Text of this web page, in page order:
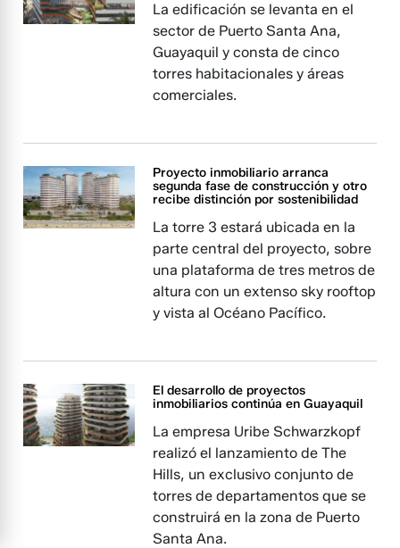
La edificación se levanta en el
sector de Puerto Santa Ana,
Guayaquil y consta de cinco
torres habitacionales y áreas
comerciales.
Proyecto inmobiliario arranca
segunda fase de construcción y otro
recibe distinción por sostenibilidad
La torre 3 estará ubicada en la
parte central del proyecto, sobre
una plataforma de tres metros de
altura con un extenso sky rooftop
y vista al Océano Pacífico.
El desarrollo de proyectos
inmobiliarios continúa en Guayaquil
La empresa Uribe Schwarzkopf
realizó el lanzamiento de The
Hills, un exclusivo conjunto de
torres de departamentos que se
construirá en la zona de Puerto
Santa Ana.